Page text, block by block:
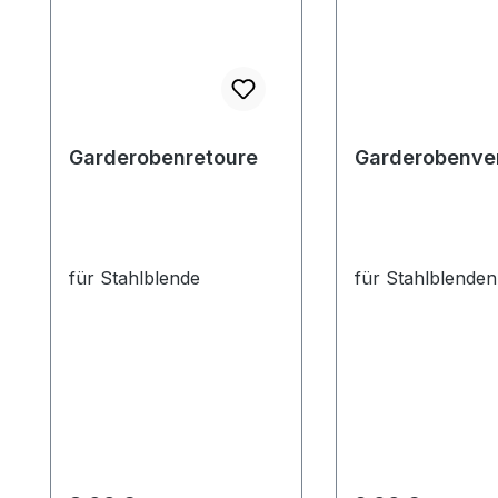
Garderobenretoure
für Stahlblende für Stahlblenden